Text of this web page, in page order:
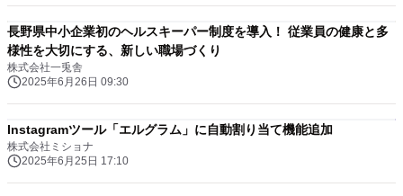
長野県中小企業初のヘルスキーパー制度を導入！ 従業員の健康と多
様性を大切にする、新しい職場づくり
株式会社一兎舎
2025年6月26日 09:30
Instagramツール「エルグラム」に自動割り当て機能追加
株式会社ミショナ
2025年6月25日 17:10